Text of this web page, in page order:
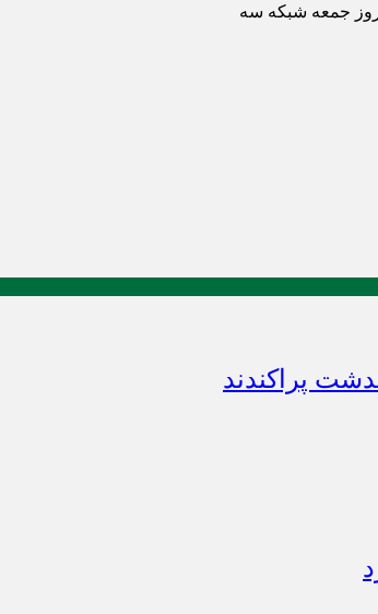
جمعه شبکه سه
پراکندند